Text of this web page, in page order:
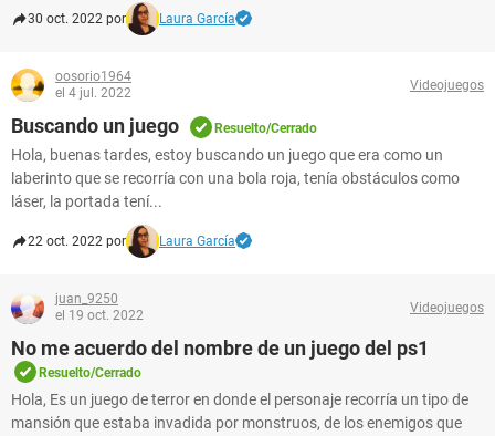
30 oct. 2022 por Laura García
oosorio1964
el 4 jul. 2022
Videojuegos
Buscando un juego Resuelto/Cerrado
Hola, buenas tardes, estoy buscando un juego que era como un
laberinto que se recorría con una bola roja, tenía obstáculos como
láser, la portada tení...
22 oct. 2022 por Laura García
juan_9250
el 19 oct. 2022
Videojuegos
No me acuerdo del nombre de un juego del ps1
Resuelto/Cerrado
Hola, Es un juego de terror en donde el personaje recorría un tipo de
mansión que estaba invadida por monstruos, de los enemigos que